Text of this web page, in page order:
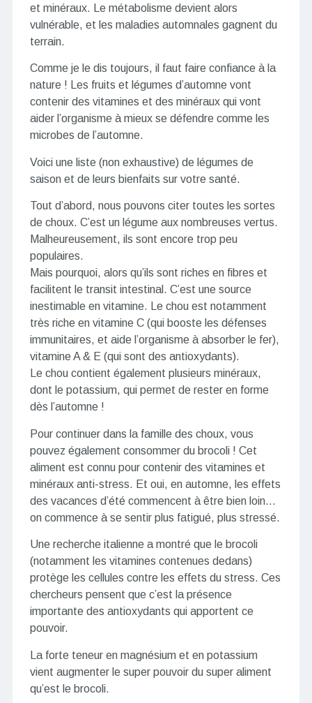
et minéraux. Le métabolisme devient alors
vulnérable, et les maladies automnales gagnent du
terrain.
Comme je le dis toujours, il faut faire confiance à la
nature ! Les fruits et légumes d’automne vont
contenir des vitamines et des minéraux qui vont
aider l’organisme à mieux se défendre comme les
microbes de l’automne.
Voici une liste (non exhaustive) de légumes de
saison et de leurs bienfaits sur votre santé.
Tout d’abord, nous pouvons citer toutes les sortes
de choux. C’est un légume aux nombreuses vertus.
Malheureusement, ils sont encore trop peu
populaires.
Mais pourquoi, alors qu’ils sont riches en fibres et
facilitent le transit intestinal. C’est une source
inestimable en vitamine. Le chou est notamment
très riche en vitamine C (qui booste les défenses
immunitaires, et aide l’organisme à absorber le fer),
vitamine A & E (qui sont des antioxydants).
Le chou contient également plusieurs minéraux,
dont le potassium, qui permet de rester en forme
dès l’automne !
Pour continuer dans la famille des choux, vous
pouvez également consommer du brocoli ! Cet
aliment est connu pour contenir des vitamines et
minéraux anti-stress. Et oui, en automne, les effets
des vacances d’été commencent à être bien loin…
on commence à se sentir plus fatigué, plus stressé.
Une recherche italienne a montré que le brocoli
(notamment les vitamines contenues dedans)
protège les cellules contre les effets du stress. Ces
chercheurs pensent que c’est la présence
importante des antioxydants qui apportent ce
pouvoir.
La forte teneur en magnésium et en potassium
vient augmenter le super pouvoir du super aliment
qu’est le brocoli.